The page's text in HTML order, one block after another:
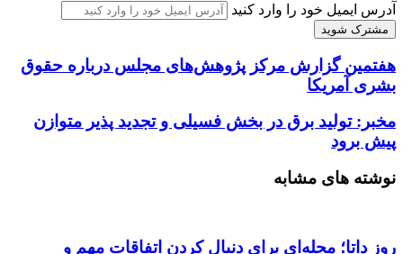
آدرس ایمیل خود را وارد کنید
هفتمین گزارش مرکز پژوهش‌های مجلس درباره حقوق
بشری آمریکا
مخبر: تولید برق در بخش فسیلی و تجدید پذیر متوازن
پیش برود
نوشته های مشابه
روز داتا؛ مجله‌ای برای دنبال کردن اتفاقات مهم و